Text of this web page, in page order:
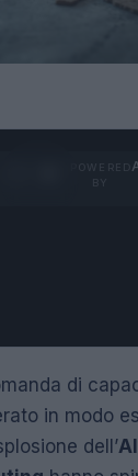
di
in modo
dell’AI